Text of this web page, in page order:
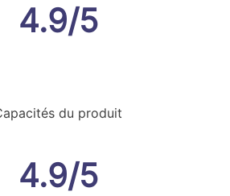
4.9/5
du produit
4.9/5